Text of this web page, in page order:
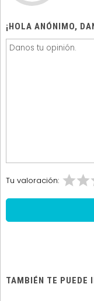
¡HOLA ANÓNIMO,
Tu valoración:
TAMBIÉN TE PUEDE